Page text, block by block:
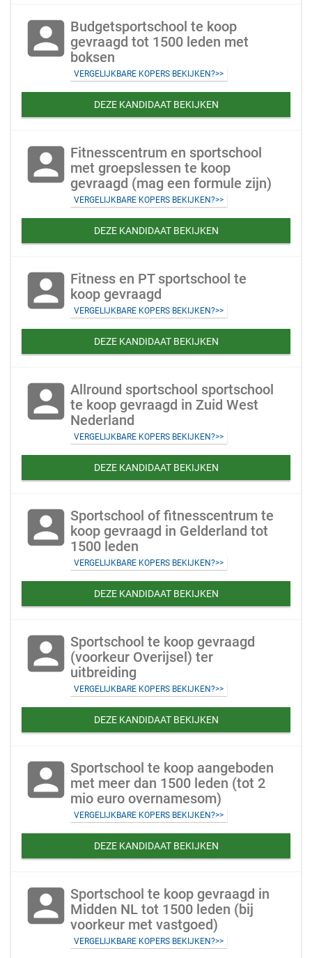
account_box Budgetsportschool te koop
gevraagd tot 1500 leden met
boksen
VERGELIJKBARE KOPERS BEKIJKEN?>>
DEZE KANDIDAAT BEKIJKEN
account_box Fitnesscentrum en sportschool
met groepslessen te koop
gevraagd (mag een formule zijn)
VERGELIJKBARE KOPERS BEKIJKEN?>>
DEZE KANDIDAAT BEKIJKEN
account_box Fitness en PT sportschool te
koop gevraagd
VERGELIJKBARE KOPERS BEKIJKEN?>>
DEZE KANDIDAAT BEKIJKEN
account_box Allround sportschool sportschool
te koop gevraagd in Zuid West
Nederland
VERGELIJKBARE KOPERS BEKIJKEN?>>
DEZE KANDIDAAT BEKIJKEN
account_box Sportschool of fitnesscentrum te
koop gevraagd in Gelderland tot
1500 leden
VERGELIJKBARE KOPERS BEKIJKEN?>>
DEZE KANDIDAAT BEKIJKEN
account_box Sportschool te koop gevraagd
(voorkeur Overijsel) ter
uitbreiding
VERGELIJKBARE KOPERS BEKIJKEN?>>
DEZE KANDIDAAT BEKIJKEN
account_box Sportschool te koop aangeboden
met meer dan 1500 leden (tot 2
mio euro overnamesom)
VERGELIJKBARE KOPERS BEKIJKEN?>>
DEZE KANDIDAAT BEKIJKEN
account_box Sportschool te koop gevraagd in
Midden NL tot 1500 leden (bij
voorkeur met vastgoed)
VERGELIJKBARE KOPERS BEKIJKEN?>>